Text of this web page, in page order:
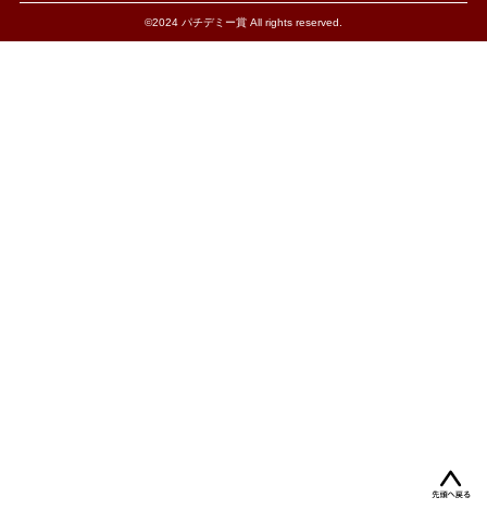
©2024 パチデミー賞 All rights reserved.